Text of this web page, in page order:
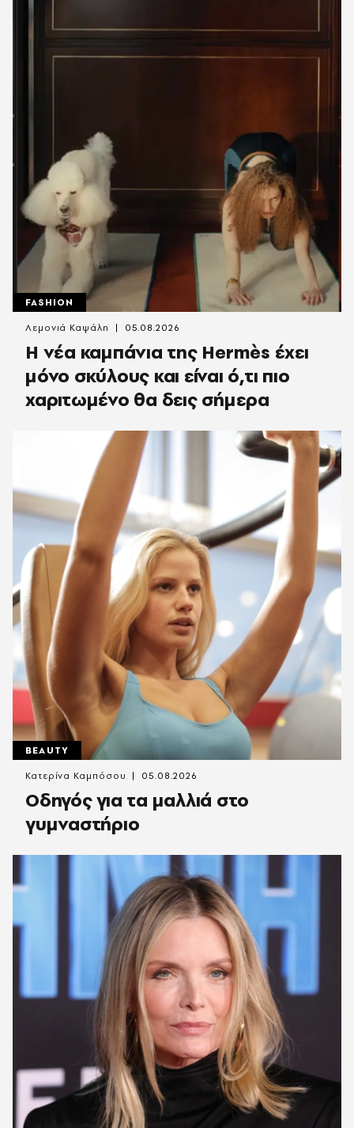
FASHION
Η νέα καμπάνια της Hermès έχει
μόνο σκύλους και είναι ό,τι πιο
χαριτωμένο θα δεις σήμερα
Λεμονιά Καψάλη 05.08.2026
BEAUTY
Οδηγός για τα μαλλιά στο
γυμναστήριο
Κατερίνα Καμπόσου 05.08.2026